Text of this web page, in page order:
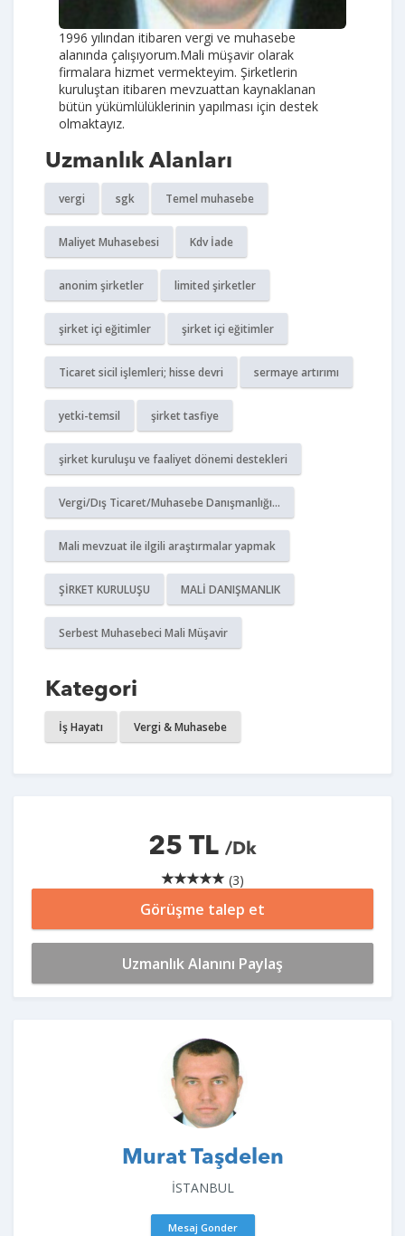
1996 yılından itibaren vergi ve muhasebe
alanında çalışıyorum.Mali müşavir olarak
firmalara hizmet vermekteyim. Şirketlerin
kuruluştan itibaren mevzuattan kaynaklanan
bütün yükümlülüklerinin yapılması için destek
olmaktayız.
Uzmanlık Alanları
vergi sgk Temel muhasebe
Maliyet Muhasebesi Kdv İade
anonim şirketler limited şirketler
şirket içi eğitimler şirket içi eğitimler
Ticaret sicil işlemleri; hisse devri sermaye artırımı
yetki-temsil şirket tasfiye
şirket kuruluşu ve faaliyet dönemi destekleri
Vergi/Dış Ticaret/Muhasebe Danışmanlığı...
Mali mevzuat ile ilgili araştırmalar yapmak
ŞİRKET KURULUŞU MALİ DANIŞMANLIK
Serbest Muhasebeci Mali Müşavir
Kategori
İş Hayatı Vergi & Muhasebe
25 TL /Dk
(3)
Görüşme talep et
Uzmanlık Alanını Paylaş
Murat Taşdelen
İSTANBUL
Mesaj Gonder